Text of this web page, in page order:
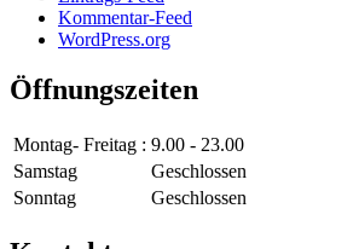
Kommentar-Feed
WordPress.org
Öffnungszeiten
Montag- Freitag : 9.00 - 23.00
Samstag
Geschlossen
Sonntag
Geschlossen